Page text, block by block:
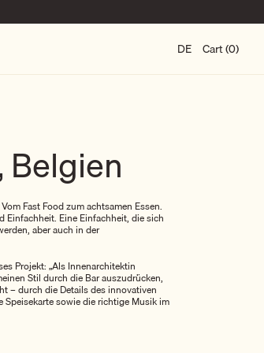
DE Cart (0)
Belgien
Fast Food zum achtsamen Essen.
Einfachheit. Eine Einfachheit, die sich
aber auch in der
Projekt: „Als Innenarchitektin
Stil durch die Bar auszudrücken,
– durch die Details des innovativen
sowie die richtige Musik im